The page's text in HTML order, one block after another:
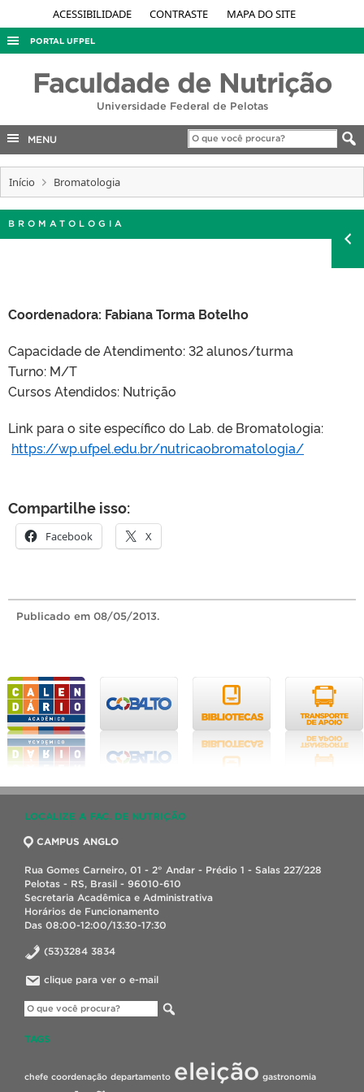
ACESSIBILIDADE CONTRASTE MAPA DO SITE
PORTAL UFPEL
AUDITORIA
COBALTO
EDITAIS
Faculdade de Nutrição
Universidade Federal de Pelotas
MENU
Início Bromatologia
BROMATOLOGIA
Coordenadora: Fabiana Torma Botelho
Capacidade de Atendimento: 32 alunos/turma
Turno: M/T
Cursos Atendidos: Nutrição
Link para o site específico do Lab. de Bromatologia:
https://wp.ufpel.edu.br/nutricaobromatologia/
Compartilhe isso:
Facebook X
Publicado em 08/05/2013.
LOCALIZE A FAC. DE NUTRIÇÃO
CAMPUS ANGLO
Rua Gomes Carneiro, 01 - 2° Andar - Prédio 1 - Salas 227/228
Pelotas - RS, Brasil - 96010-610
Secretaria Acadêmica e Administrativa
Horários de Funcionamento
Das 08:00-12:00/13:30-17:30
(53)3284 3834
clique para ver o e-mail
TAGS
chefe coordenação departamento eleição gastronomia